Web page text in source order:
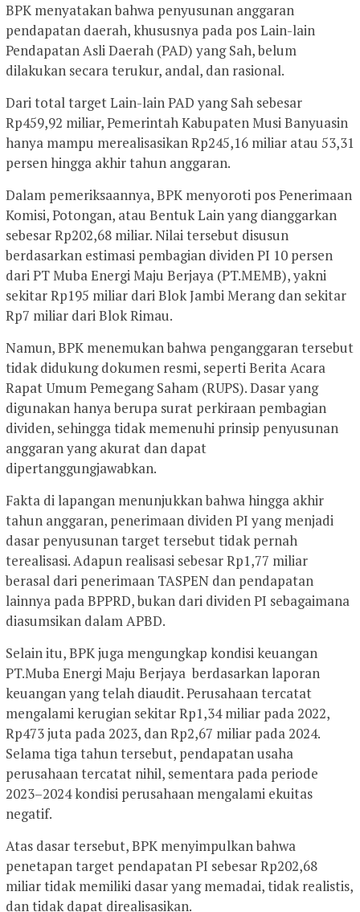
BPK menyatakan bahwa penyusunan anggaran
pendapatan daerah, khususnya pada pos Lain-lain
Pendapatan Asli Daerah (PAD) yang Sah, belum
dilakukan secara terukur, andal, dan rasional.
Dari total target Lain-lain PAD yang Sah sebesar
Rp459,92 miliar, Pemerintah Kabupaten Musi Banyuasin
hanya mampu merealisasikan Rp245,16 miliar atau 53,31
persen hingga akhir tahun anggaran.
Dalam pemeriksaannya, BPK menyoroti pos Penerimaan
Komisi, Potongan, atau Bentuk Lain yang dianggarkan
sebesar Rp202,68 miliar. Nilai tersebut disusun
berdasarkan estimasi pembagian dividen PI 10 persen
dari PT Muba Energi Maju Berjaya (PT.MEMB), yakni
sekitar Rp195 miliar dari Blok Jambi Merang dan sekitar
Rp7 miliar dari Blok Rimau.
Namun, BPK menemukan bahwa penganggaran tersebut
tidak didukung dokumen resmi, seperti Berita Acara
Rapat Umum Pemegang Saham (RUPS). Dasar yang
digunakan hanya berupa surat perkiraan pembagian
dividen, sehingga tidak memenuhi prinsip penyusunan
anggaran yang akurat dan dapat
dipertanggungjawabkan.
Fakta di lapangan menunjukkan bahwa hingga akhir
tahun anggaran, penerimaan dividen PI yang menjadi
dasar penyusunan target tersebut tidak pernah
terealisasi. Adapun realisasi sebesar Rp1,77 miliar
berasal dari penerimaan TASPEN dan pendapatan
lainnya pada BPPRD, bukan dari dividen PI sebagaimana
diasumsikan dalam APBD.
Selain itu, BPK juga mengungkap kondisi keuangan
PT.Muba Energi Maju Berjaya berdasarkan laporan
keuangan yang telah diaudit. Perusahaan tercatat
mengalami kerugian sekitar Rp1,34 miliar pada 2022,
Rp473 juta pada 2023, dan Rp2,67 miliar pada 2024.
Selama tiga tahun tersebut, pendapatan usaha
perusahaan tercatat nihil, sementara pada periode
2023–2024 kondisi perusahaan mengalami ekuitas
negatif.
Atas dasar tersebut, BPK menyimpulkan bahwa
penetapan target pendapatan PI sebesar Rp202,68
miliar tidak memiliki dasar yang memadai, tidak realistis,
dan tidak dapat direalisasikan.